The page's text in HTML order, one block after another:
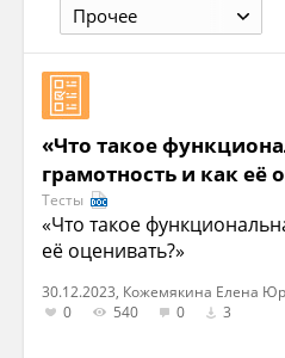
Прочее
«Что такое
грамотность и как её
Тесты
«Что такое
её оценивать?»
30.12.2023, Кожемякина Елена
0
540 0 3